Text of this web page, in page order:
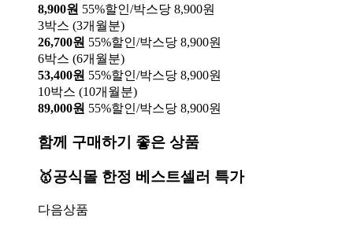
8,900원 55%할인/박스당 8,900원
3박스 (3개월분)
26,700원 55%할인/박스당 8,900원
6박스 (6개월분)
53,400원 55%할인/박스당 8,900원
10박스 (10개월분)
89,000원 55%할인/박스당 8,900원
함께 구매하기 좋은 상품
🥇공식몰 한정 베스트셀러 특가
다음상품